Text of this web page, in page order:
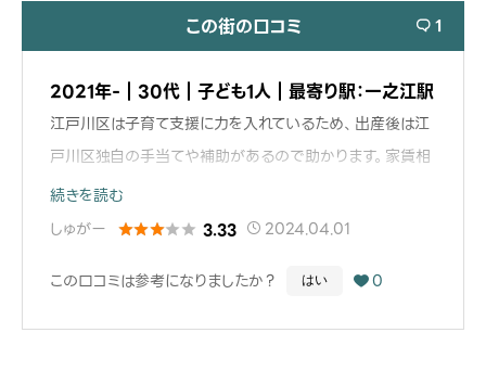
この街の口コミ  1
2021年-｜30代｜子ども1人｜最寄り駅：一之江駅
江戸川区は子育て支援に力を入れているため、出産後は江
戸川区独自の手当てや補助があるので助かります。家賃相
場も安めで、子育て世代が安心して暮らせるイメージがあ
ります。
ー好きの人にも意外とオススメの立地となっています！
続きを読む
しゅがー
 3.33 2024.04.01
この口コミは参考になりましたか？ はい  0